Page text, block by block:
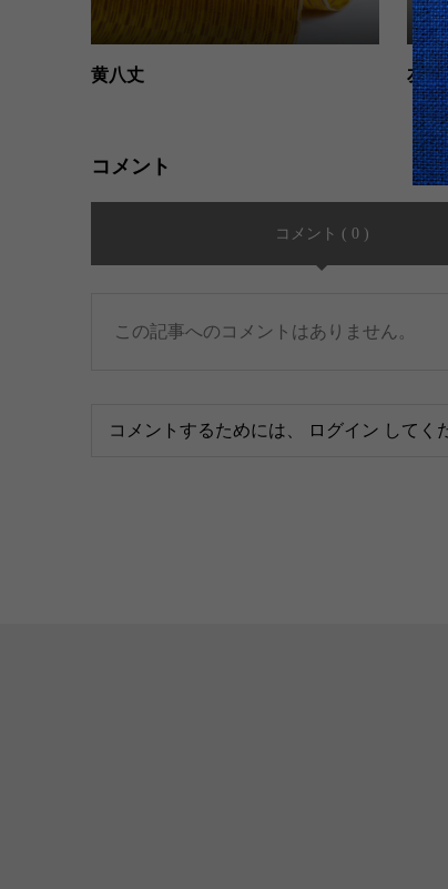
黄八丈 友禅
コメント
コメント ( 0 )
この記事へのコメントはありません。
コメントするためには、 ログイン してく